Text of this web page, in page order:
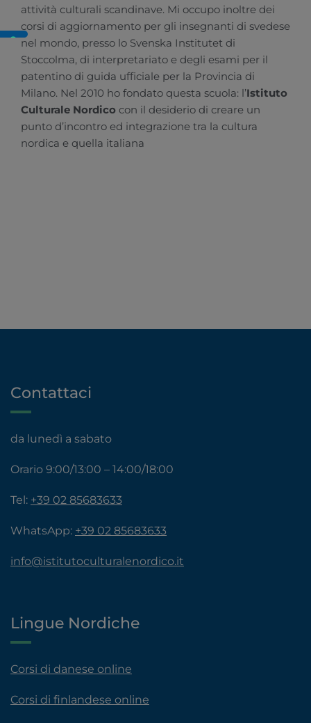
attività culturali scandinave. Mi occupo inoltre dei
corsi di aggiornamento per gli insegnanti di svedese
nel mondo, presso lo Svenska Institutet di
Stoccolma, di interpretariato e degli esami per il
patentino di guida ufficiale per la Provincia di
Milano. Nel 2010 ho fondato questa scuola: l’Istituto
Culturale Nordico con il desiderio di creare un
punto d’incontro ed integrazione tra la cultura
nordica e quella italiana
Contattaci
da lunedì a sabato
Orario 9:00/13:00 – 14:00/18:00
Tel: +39 02 85683633
WhatsApp: +39 02 85683633
info@istitutoculturalenordico.it
Lingue Nordiche
Corsi di danese online
Corsi di finlandese online